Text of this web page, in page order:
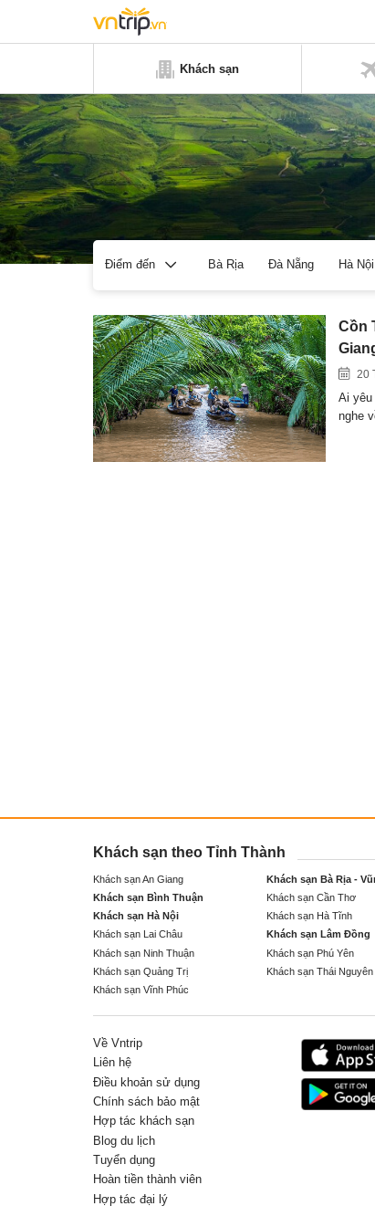
Khách sạn
Điểm đến Bà Rịa Đà Nẵng Hà Nội
Cồn
20
Ai
nghe
Khách sạn theo Tỉnh Thành
Khách sạn An Giang Khách sạn Bà Rịa -
Khách sạn Bình Thuận
Khách sạn Cần Thơ
Khách sạn Hà Nội
Khách sạn Hà Tĩnh
Khách sạn Lai Châu
Khách sạn Lâm Đồng
Khách sạn Ninh Thuận
Khách sạn Phú Yên
Khách sạn Quảng Trị
Khách sạn Thái Nguyên
Khách sạn Vĩnh Phúc
Về Vntrip
Liên hệ
Điều khoản sử dụng
Chính sách bảo mật
Hợp tác khách sạn
Blog du lịch
Tuyển dụng
Hoàn tiền thành viên
Hợp tác đại lý